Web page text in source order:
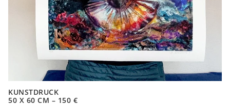
KUNSTDRUCK
50 X 60 CM – 150 €